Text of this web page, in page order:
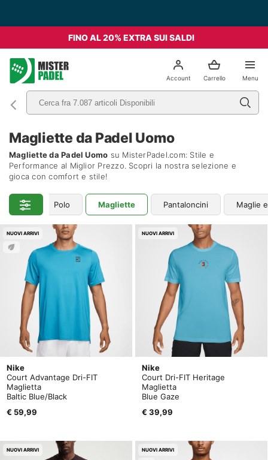
FINO AL 20% EXTRA SUI SALDI
Menu
Carrello
Account
Magliette da Padel Uomo
Magliette da Padel Uomo su MisterPadel.com: Stile e
Performance al Miglior Prezzo. Scopri la nostra selezione e
gioca con comfort e stile!
Polo Magliette Pantaloncini Maglie
NUOVI ARRIVI
Nike
Court Advantage Dri-FIT
Maglietta
Baltic Blue/Black
€ 59,99
NUOVI ARRIVI
Nike
Court Dri-FIT Heritage
Maglietta
Blue Gaze
€ 39,99
NUOVI ARRIVI NUOVI ARRIVI